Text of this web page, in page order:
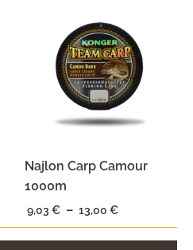
Najlon Carp Camour
1000m
9,03€ – 13,00€
cijena: